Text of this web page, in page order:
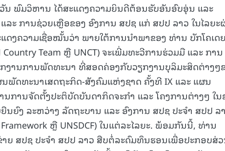
ນ ພົມວິຫານ ໄດ້ສະແດງຄວາມຍິນດີຕ້ອນຮັບອັນອົບອຸ່ນ ແລະ
ະ ການຊ່ວຍເຫຼືອຂອງ ອົງການ ສປຊ ແກ່ ສປປ ລາວ ໃນໄລຍະ
ດງຄວາມເຊື່ອໝັ້ນວ່າ ພາຍໃຕ້ການນໍາພາຂອງ ທ່ານ ບັກໂຄເດ
Team ຫຼື UNCT) ຈະເພີ່ມທະວີການຮ່ວມມື ແລະ ການ
ານການພັດທະນາ ທີ່ສອດຄ່ອງກັບວຽກງານບຸລິມະສິດຕ່າງໆ
ພັດທະນາເສດຖະກິດ-ສັງຄົມແຫ່ງຊາດ ຄັ້ງທີ IX ແລະ ແຜນ
ການຈັດຕັ້ງປະຕິບັດບັນດາກິດຈະກໍາ ແລະ ໂຄງການຕ່າງໆ ໃ
ຍົງ ລະຫວ່າງ ລັດຖະບານ ແລະ ອົງການ ສປຊ ປະຈໍາ ສປປ ລ
ຫຼື UNSDCF) ໃນແຕ່ລະໄລຍະ. ພ້ອມກັນນີ້, ທ່ານ
ຍ ສປຊ ປະຈໍາ ສປປ ລາວ ສືບຕໍ່ລະດົມທຶນຮອນເພື່ອປະກອບສ່
15.039(06-08-2026)